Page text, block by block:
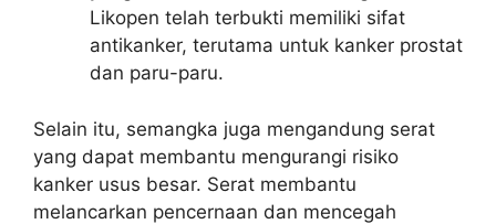
Likopen telah terbukti memiliki sifat
antikanker, terutama untuk kanker prostat
dan paru-paru.
Selain itu, semangka juga mengandung serat
yang dapat membantu mengurangi risiko
kanker usus besar. Serat membantu
melancarkan pencernaan dan mencegah